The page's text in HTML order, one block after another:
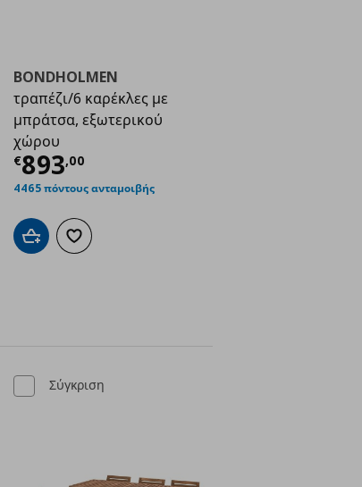
BONDHOLMEN
τραπέζι/6 καρέκλες με
μπράτσα, εξωτερικού
χώρου
€893,00
Τρέχουσα τιμή
4465 πόντους ανταμοιβής
Προσθήκη στο καλάθι
Προσθήκη στα αγαπημένα
Σύγκριση